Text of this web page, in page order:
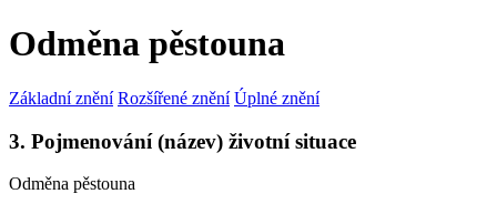
Odměna pěstouna
Základní znění Rozšířené znění Úplné znění
3. Pojmenování (název) životní situace
Odměna pěstouna